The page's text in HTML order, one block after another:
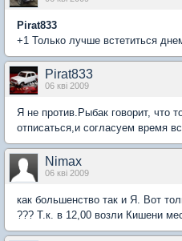
Pirat833
+1 Только лучше встетиться
Pirat833
06 кві 2009
Я не против.Рыбак говорит, что
отписаться,и согласуем время
Nimax
06 кві 2009
как большенство так и Я. Вот
??? Т.к. в 12,00 возли Кишени